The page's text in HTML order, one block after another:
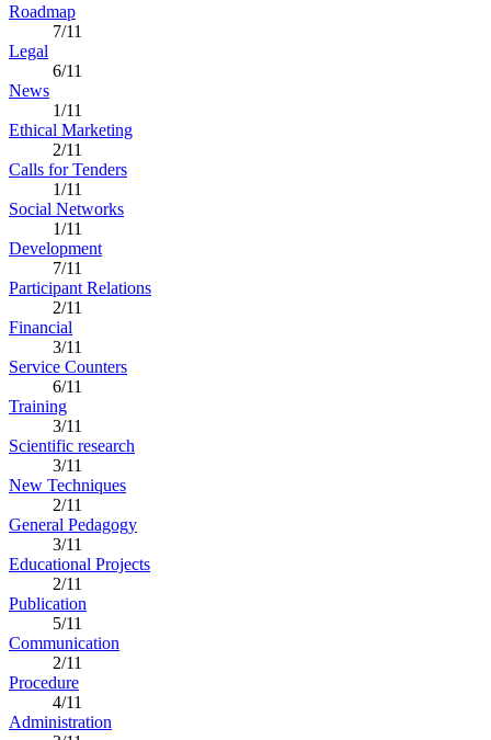
Roadmap
7/11
Legal
6/11
News
1/11
Ethical Marketing
2/11
Calls for Tenders
1/11
Social Networks
1/11
Development
7/11
Participant Relations
2/11
Financial
3/11
Service Counters
6/11
Training
3/11
Scientific research
3/11
New Techniques
2/11
General Pedagogy
3/11
Educational Projects
2/11
Publication
5/11
Communication
2/11
Procedure
4/11
Administration